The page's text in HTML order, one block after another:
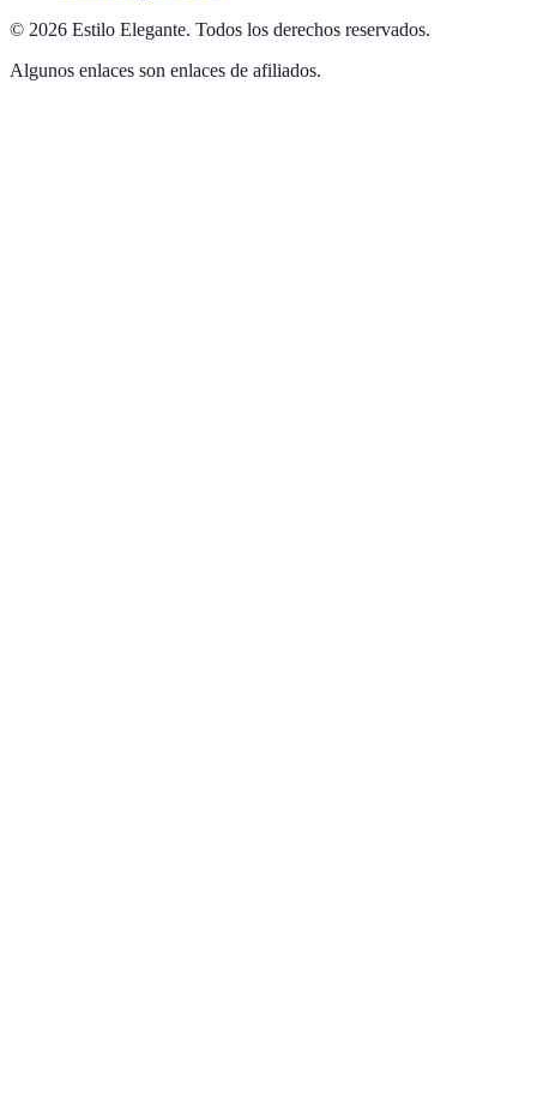
© 2026 Estilo Elegante. Todos los derechos reservados.
Algunos enlaces son enlaces de afiliados.